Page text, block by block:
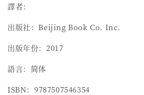
譯者：
出版社：Beijing Book Co. Inc.
出版年份：2017
語言：简体
ISBN：9787507546354